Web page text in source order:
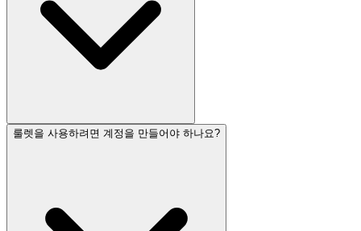
룰렛을 사용하려면 계정을 만들어야 하나요?